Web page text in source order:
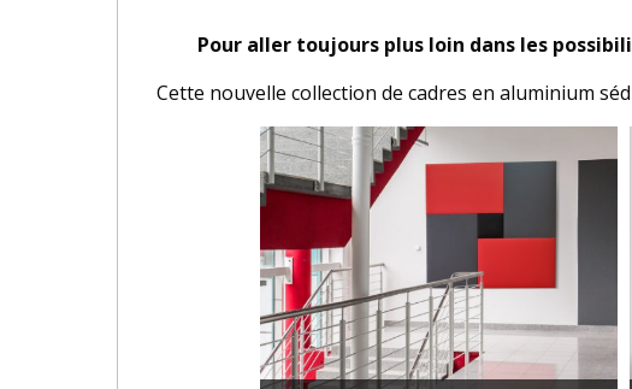
Pour aller toujours plus loin dans les
Cette nouvelle collection de cadres en aluminium